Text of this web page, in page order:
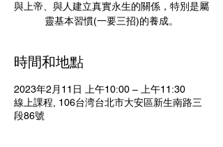
與上帝、與人建立真實永生的關係，特別是屬
靈基本習慣(一要三招)的養成。
時間和地點
2023年2月11日 上午10:00 – 上午11:30
線上課程, 106台湾台北市大安區新生南路三
段86號